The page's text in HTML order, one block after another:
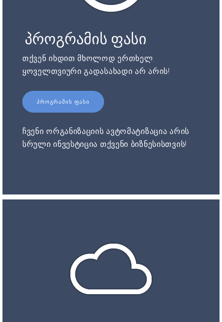
პროგრამის ფასი
თქვენ იხდით მხოლოდ ერთხელ.
ყოველთვიური გადასახადი არ არის!
ᲞᲠᲝᲒᲠᲐᲛᲘᲡ ᲤᲐᲡᲘ
ჩვენი ორგანიზაციის ავტომატიზაცია არის
სრული ინვესტიცია თქვენი ბიზნესისთვის!